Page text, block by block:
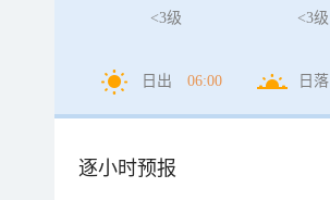
<3级 <3级
日出 06:00 日落
逐小时预报